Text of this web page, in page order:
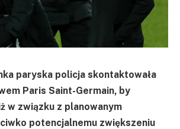
paryska policja skontaktowała
Paris Saint-Germain, by
w związku z planowanym
potencjalnemu zwiększeniu